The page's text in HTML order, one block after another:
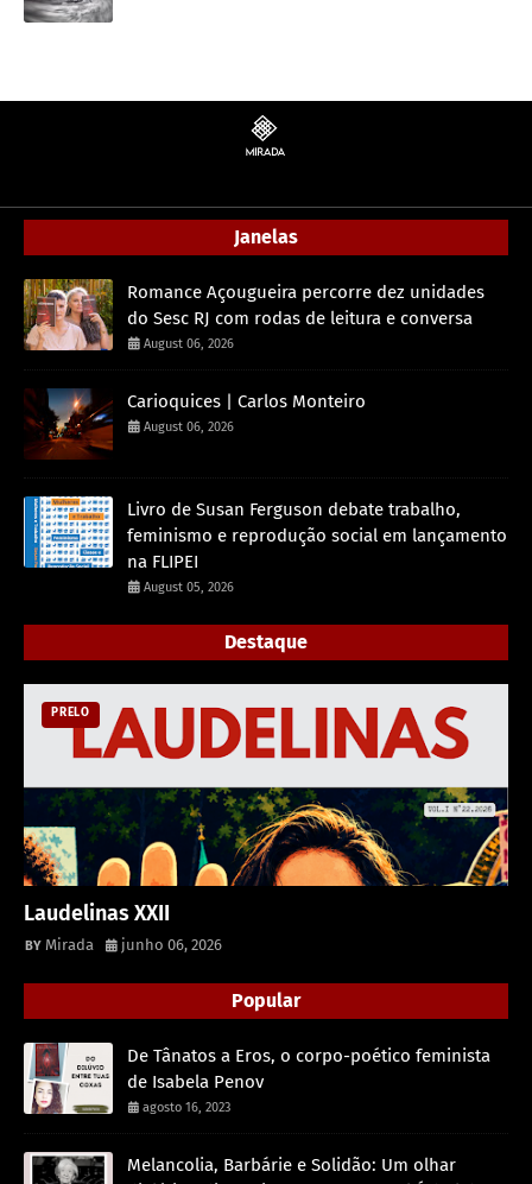
Janelas
Romance Açougueira percorre dez unidades
do Sesc RJ com rodas de leitura e conversa
August 06, 2026
Carioquices | Carlos Monteiro
August 06, 2026
Livro de Susan Ferguson debate trabalho,
feminismo e reprodução social em lançamento
na FLIPEI
August 05, 2026
Destaque
PRELO
Laudelinas XXII
Mirada junho 06, 2026
Popular
De Tânatos a Eros, o corpo-poético feminista
de Isabela Penov
agosto 16, 2023
Melancolia, Barbárie e Solidão: Um olhar